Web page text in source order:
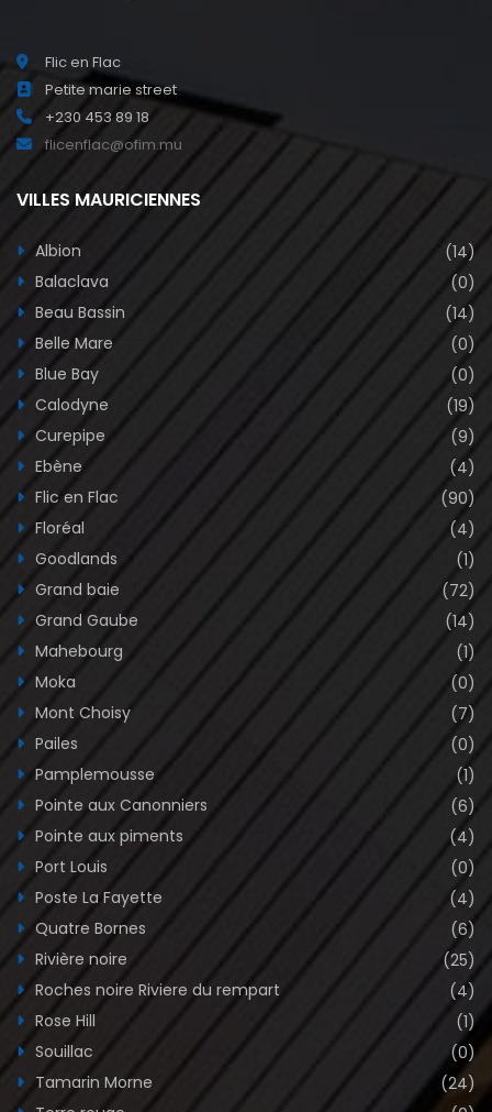
Flic en Flac
Petite marie street
+230 453 89 18
flicenflac@ofim.mu
VILLES MAURICIENNES
Albion
(14)
Balaclava
(0)
Beau Bassin
(14)
Belle Mare
(0)
Blue Bay
(0)
Calodyne
(19)
Curepipe
(9)
Ebène
(4)
Flic en Flac
(90)
Floréal
(4)
Goodlands
(1)
Grand baie
(72)
Grand Gaube
(14)
Mahebourg
(1)
Moka
(0)
Mont Choisy
(7)
Pailes
(0)
Pamplemousse
(1)
Pointe aux Canonniers
(6)
Pointe aux piments
(4)
Port Louis
(0)
Poste La Fayette
(4)
Quatre Bornes
(6)
Rivière noire
(25)
Roches noire Riviere du rempart
(4)
Rose Hill
(1)
Souillac
(0)
Tamarin Morne
(24)